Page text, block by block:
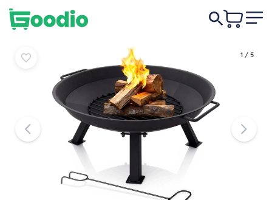
1 / 5
-3% 30,50 €
Do košíka